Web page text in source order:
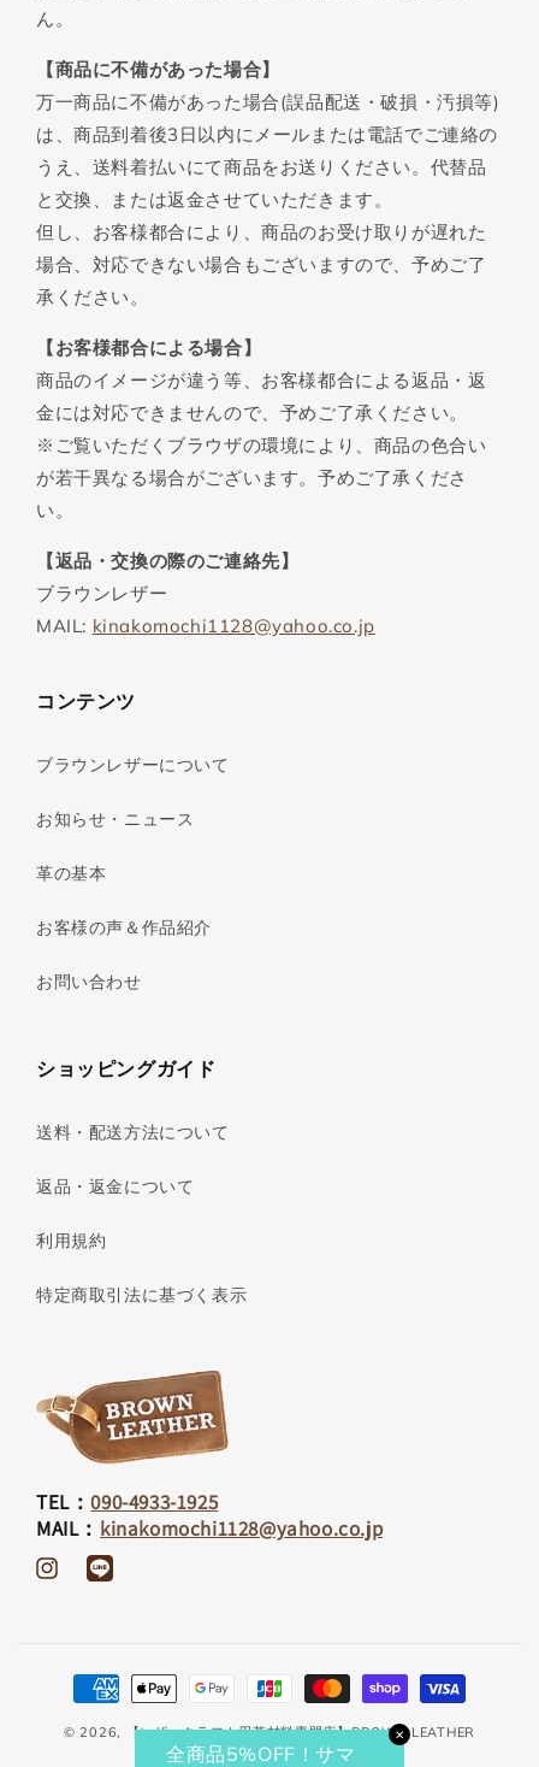
ん。
【商品に不備があった場合】
万一商品に不備があった場合(誤品配送・破損・汚損等)
は、商品到着後3日以内にメールまたは電話でご連絡の
うえ、送料着払いにて商品をお送りください。代替品
と交換、または返金させていただきます。
但し、お客様都合により、商品のお受け取りが遅れた
場合、対応できない場合もございますので、予めご了
承ください。
【お客様都合による場合】
商品のイメージが違う等、お客様都合による返品・返
金には対応できませんので、予めご了承ください。
※ご覧いただくブラウザの環境により、商品の色合い
が若干異なる場合がございます。予めご了承くださ
い。
【返品・交換の際のご連絡先】
ブラウンレザー
MAIL: kinakomochi1128@yahoo.co.jp
コンテンツ
ブラウンレザーについて
お知らせ・ニュース
革の基本
お客様の声＆作品紹介
お問い合わせ
ショッピングガイド
送料・配送方法について
返品・返金について
利用規約
特定商取引法に基づく表示
TEL：090-4933-1925
MAIL： kinakomochi1128@yahoo.co.jp
InstagramTranslation
決
済
方
© 2026, 【レザークラフト用革材料専門店】BROWN LEATHER
✕
全商品5%OFF！サマ